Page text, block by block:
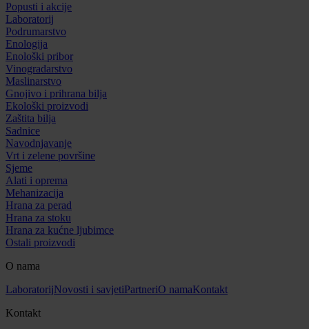
Popusti i akcije
Laboratorij
Podrumarstvo
Enologija
Enološki pribor
Vinogradarstvo
Maslinarstvo
Gnojivo i prihrana bilja
Ekološki proizvodi
Zaštita bilja
Sadnice
Navodnjavanje
Vrt i zelene površine
Sjeme
Alati i oprema
Mehanizacija
Hrana za perad
Hrana za stoku
Hrana za kućne ljubimce
Ostali proizvodi
O nama
LaboratorijNovosti i savjetiPartneriO namaKontakt
Kontakt